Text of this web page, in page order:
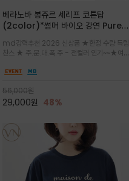
베라노바 봉쥬르 세리프 코튼탑
(2color)*썸머 바이오 강연 Pure
성적인 프랑스어 수식어를 조합
md강력추천 2026 신상품 ★한정 수량 득템
찬스 ★ 주.문.대.폭.주 - 전컬러 인기~~★여름
여유로운 감성/피부에 닿는 순간 기분 좋은 청량
56,000원
29,000원 48%